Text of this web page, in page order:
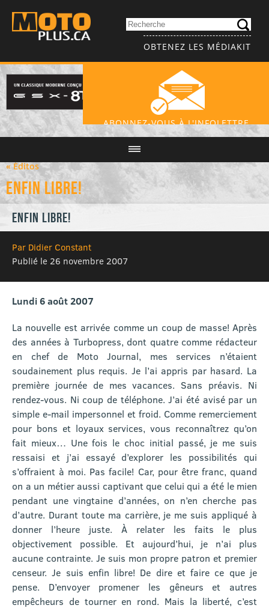
OBTENEZ LES MÉDIAKIT
ABONNEZ-VOUS À L'INFOLETTRE
« Éditos
Enfin libre!
Enfin libre!
Par Didier Constant
Publié le 26 novembre 2007
Lundi 6 août 2007
La nouvelle est arrivée comme un coup de masse! Après
des années à Turbopress, dont quatre comme rédacteur
en chef de Moto Journal, mes services n’étaient
soudainement plus requis. Je l’ai appris par hasard. La
première journée de mes vacances. Sans préavis. Ni
rendez-vous. Ni coup de téléphone. J’ai été avisé par un
simple e-mail impersonnel et froid. Comme remerciement
pour bons et loyaux services, vous reconnaîtrez qu’on
fait mieux… Une fois le choc initial passé, je me suis
ressaisi et j’ai essayé d’explorer les possibilités qui
s’offraient à moi. Pas facile! Car, pour être franc, quand
on a un métier aussi captivant que celui qui a été le mien
pendant une vingtaine d’années, on n’en cherche pas
d’autre. Durant toute ma carrière, je me suis appliqué à
donner l’heure juste. À relater les faits le plus
objectivement possible. Et aujourd’hui, je n’ai plus
aucune contrainte. Je suis mon propre patron et premier
censeur. Je suis enfin libre! De dire et faire ce que je
pense. D’envoyer promener les gêneurs et autres
empêcheurs de tourner en rond. Mais la liberté, c’est